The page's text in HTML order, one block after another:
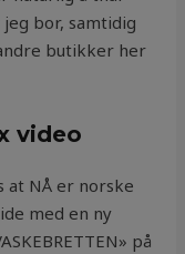
bor, samtidig
butikker her
video
at NÅ er norske
med en ny
på